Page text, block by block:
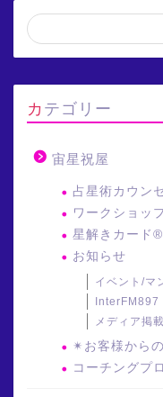
カテゴリー
宙星祝屋
占星術カウン
ワークショッ
星解きカード®
お知らせ
イベント/マ
メディア掲
✴︎お客様から
コーチングプ